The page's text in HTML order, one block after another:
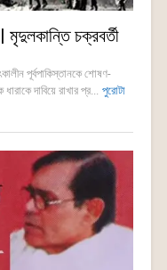
চক্রবর্তী
পূর্বপাকিস্তানকে শোষণ-
দাবিয়ে রাখার প্র... পুরোটা